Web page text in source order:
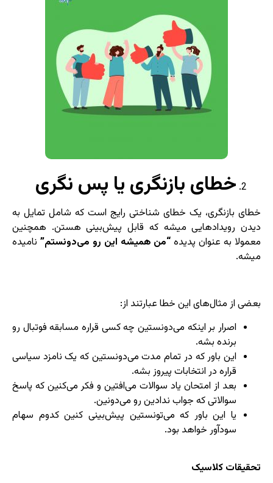
خطای بازنگری یا پس نگری
خطای بازنگری، یک خطای شناختی رایج است که شامل تمایل به
دیدن رویدادهایی میشه که قابل پیش‌بینی هستن. همچنین
معمولا به عنوان پدیده “من همیشه این رو می‌دونستم” نامیده
میشه.
بعضی از مثال‌های این خطا عبارتند از:
اصرار بر اینکه می‌دونستین چه کسی قراره مسابقه فوتبال رو
برنده بشه.
این باور که در تمام مدت می‌دونستین که یک نامزد سیاسی
قراره در انتخابات پیروز بشه.
بعد از امتحان یاد سوالات می‌افتین و فکر می‌کنین که پاسخ
سوالاتی که جواب ندادین رو می‌دونین.
یا این باور که می‌تونستین پیش‌بینی کنین کدوم سهام
سودآور خواهد بود.
تحقیقات کلاسیک